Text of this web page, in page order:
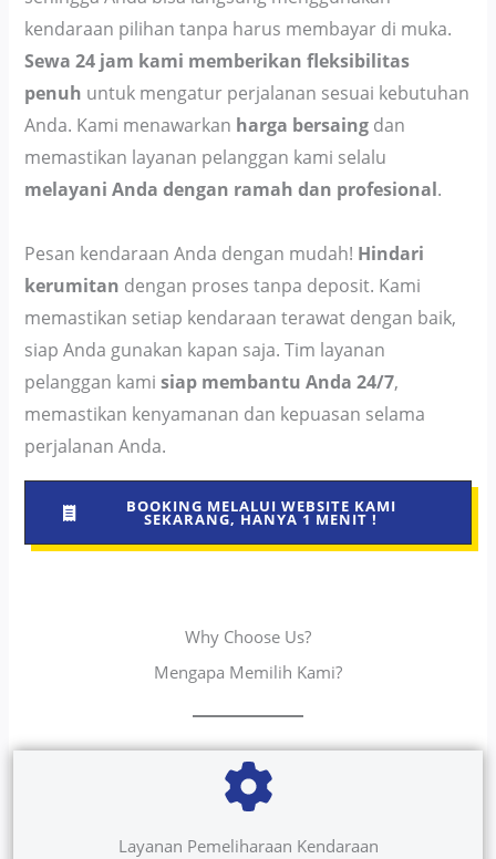
kendaraan pilihan tanpa harus membayar di muka.
Sewa 24 jam kami memberikan fleksibilitas
penuh untuk mengatur perjalanan sesuai kebutuhan
Anda. Kami menawarkan harga bersaing dan
memastikan layanan pelanggan kami selalu
melayani Anda dengan ramah dan profesional.
Pesan kendaraan Anda dengan mudah! Hindari
kerumitan dengan proses tanpa deposit. Kami
memastikan setiap kendaraan terawat dengan baik,
siap Anda gunakan kapan saja. Tim layanan
pelanggan kamisiap membantu Anda 24/7,
memastikan kenyamanan dan kepuasan selama
perjalanan Anda.
BOOKING MELALUI WEBSITE KAMI
SEKARANG, HANYA 1 MENIT !
Why Choose Us?
Mengapa Memilih Kami?
Layanan Pemeliharaan Kendaraan